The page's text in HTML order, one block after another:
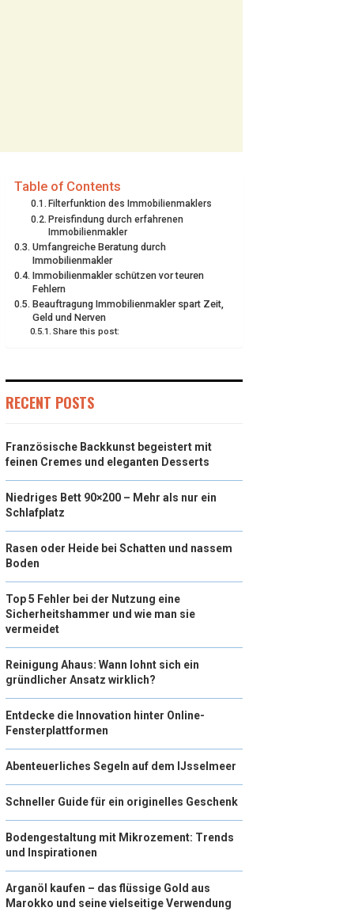
Table of Contents
Filterfunktion des Immobilienmaklers
Preisfindung durch erfahrenen
Immobilienmakler
Umfangreiche Beratung durch
Immobilienmakler
Immobilienmakler schützen vor teuren
Fehlern
Beauftragung Immobilienmakler spart Zeit,
Geld und Nerven
Share this post:
RECENT POSTS
Französische Backkunst begeistert mit
feinen Cremes und eleganten Desserts
Niedriges Bett 90×200 – Mehr als nur ein
Schlafplatz
Rasen oder Heide bei Schatten und nassem
Boden
Top 5 Fehler bei der Nutzung eine
Sicherheitshammer und wie man sie
vermeidet
Reinigung Ahaus: Wann lohnt sich ein
gründlicher Ansatz wirklich?
Entdecke die Innovation hinter Online-
Fensterplattformen
Abenteuerliches Segeln auf dem IJsselmeer
Schneller Guide für ein originelles Geschenk
Bodengestaltung mit Mikrozement: Trends
und Inspirationen
Arganöl kaufen – das flüssige Gold aus
Marokko und seine vielseitige Verwendung